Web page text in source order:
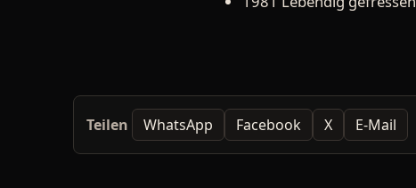
Teilen WhatsApp Facebook X E-Mail